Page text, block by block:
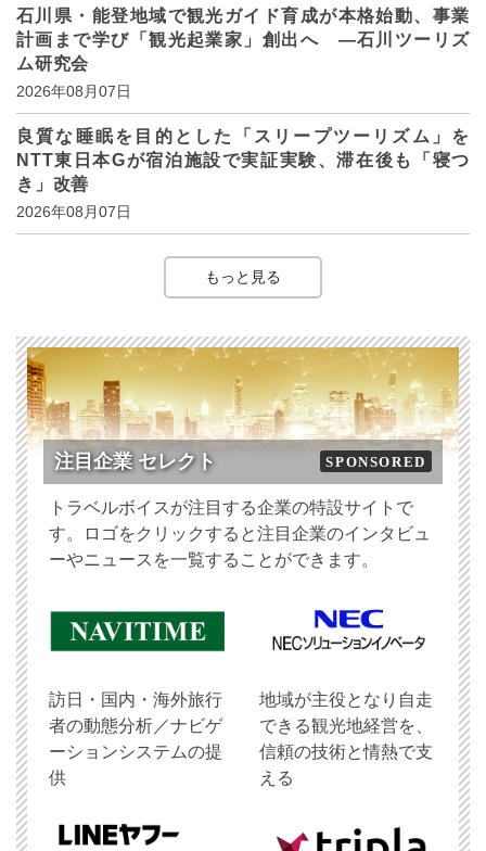
石川県・能登地域で観光ガイド育成が本格始動、事業
計画まで学び「観光起業家」創出へ ―石川ツーリズ
ム研究会
2026年08月07日
良質な睡眠を目的とした「スリープツーリズム」を
NTT東日本Gが宿泊施設で実証実験、滞在後も「寝つ
き」改善
2026年08月07日
もっと見る
注目企業 セレクト SPONSORED
トラベルボイスが注目する企業の特設サイトで
す。ロゴをクリックすると注目企業のインタビュ
ーやニュースを一覧することができます。
訪日・国内・海外旅行
者の動態分析／ナビゲ
ーションシステムの提
供
地域が主役となり自走
できる観光地経営を、
信頼の技術と情熱で支
える